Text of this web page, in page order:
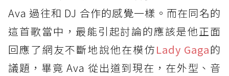
Ava 過往和 DJ 合作的感覺一樣。而在同名的
這首歌當中，最能引起討論的應該是他正面
回應了網友不斷地說他在模仿Lady Gaga的
議題，畢竟 Ava 從出道到現在，在外型、音